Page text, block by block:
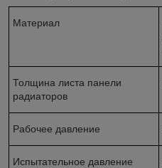
Материал
Толщина листа панели
радиаторов
Рабочее давление
Испытательное давление